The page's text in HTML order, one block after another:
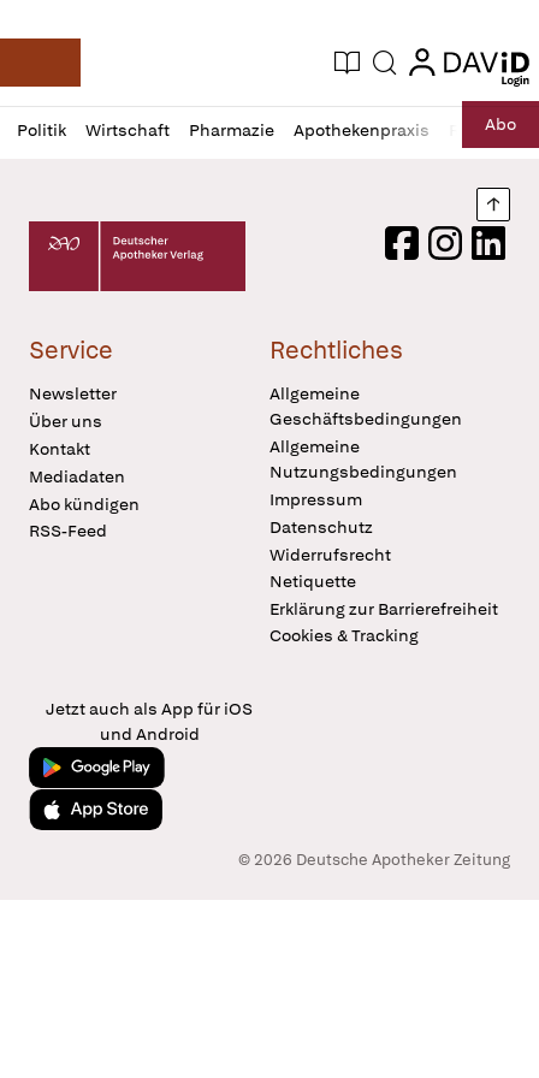
Deutsche Apotheker Zeitung
Aktuelle Ausgabe
Suche login
login
Politik Wirtschaft Pharmazie Apothekenpraxis RechtAbo
Profil
öffnen
Daz
Pur
Deutscher Apotheker Verlag Logo
FacebookInstagram
Service
Newsletter
Über uns
Kontakt
Mediadaten
Abo kündigen
RSS-Feed
Rechtliches
Allgemeine
Geschäftsbedingungen
Allgemeine
Nutzungsbedingungen
Impressum
Datenschutz
Widerrufsrecht
Netiquette
Erklärung zur Barrierefreiheit
Cookies & Tracking
Jetzt auch als App für iOS
und Android
Jetzt bei Google Play
Laden im App Store
© 2026 Deutsche Apotheker Zeitung